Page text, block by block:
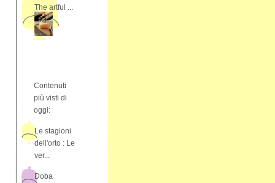
The artful ...
Contenuti
più visti di
oggi:
Le stagioni
dell'orto : Le
ver...
Doba